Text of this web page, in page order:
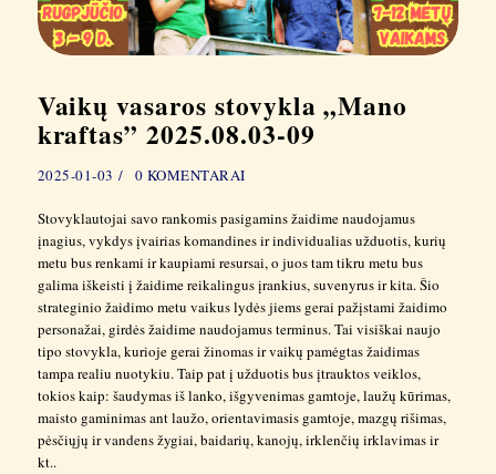
Vaikų vasaros stovykla „Mano
kraftas” 2025.08.03-09
2025-01-03 0 KOMENTARAI
Stovyklautojai savo rankomis pasigamins žaidime naudojamus
įnagius, vykdys įvairias komandines ir individualias užduotis, kurių
metu bus renkami ir kaupiami resursai, o juos tam tikru metu bus
galima iškeisti į žaidime reikalingus įrankius, suvenyrus ir kita. Šio
strateginio žaidimo metu vaikus lydės jiems gerai pažįstami žaidimo
personažai, girdės žaidime naudojamus terminus. Tai visiškai naujo
tipo stovykla, kurioje gerai žinomas ir vaikų pamėgtas žaidimas
tampa realiu nuotykiu. Taip pat į užduotis bus įtrauktos veiklos,
tokios kaip: šaudymas iš lanko, išgyvenimas gamtoje, laužų kūrimas,
maisto gaminimas ant laužo, orientavimasis gamtoje, mazgų rišimas,
pėsčiųjų ir vandens žygiai, baidarių, kanojų, irklenčių irklavimas ir
kt..